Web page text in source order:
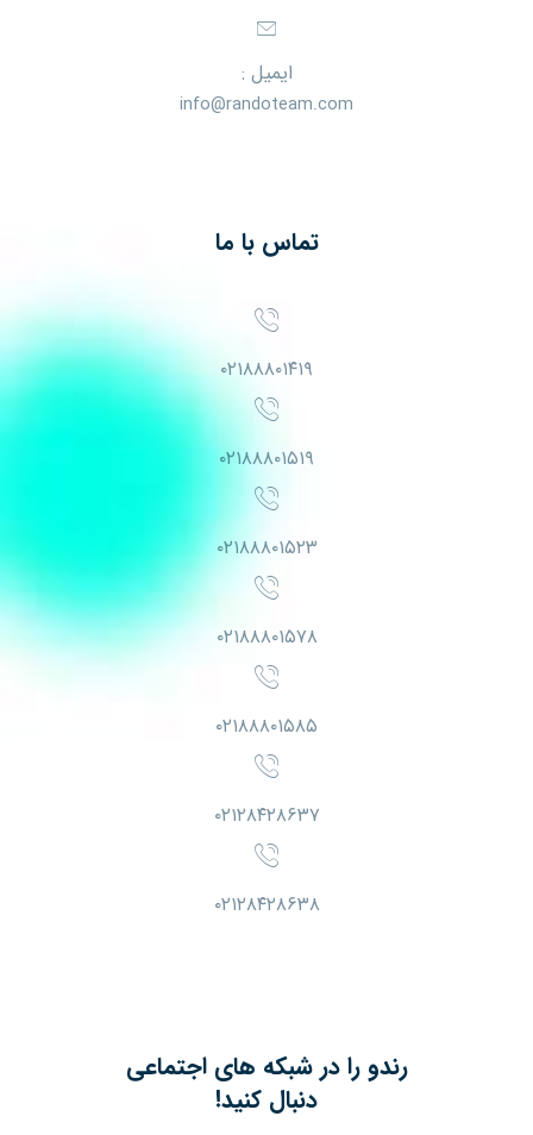
ایمیل :
info@randoteam.com
تماس با ما
۰۲۱۸۸۸۰۱۴۱۹
۰۲۱۸۸۸۰۱۵۱۹
۰۲۱۸۸۸۰۱۵۲۳
۰۲۱۸۸۸۰۱۵۷۸
۰۲۱۸۸۸۰۱۵۸۵
۰۲۱۲۸۴۲۸۶۳۷
۰۲۱۲۸۴۲۸۶۳۸
رندو را در شبکه های اجتماعی
دنبال کنید!